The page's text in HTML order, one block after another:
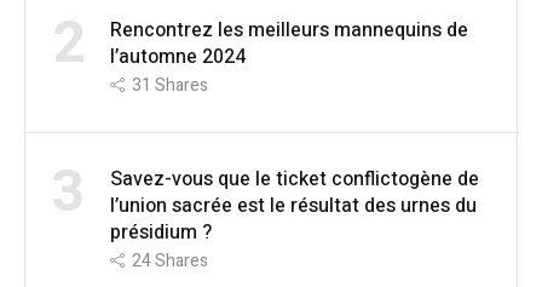
2
Rencontrez les meilleurs mannequins de
l’automne 2024
31 Shares
3
Savez-vous que le ticket conflictogène de
l’union sacrée est le résultat des urnes du
présidium ?
24Shares